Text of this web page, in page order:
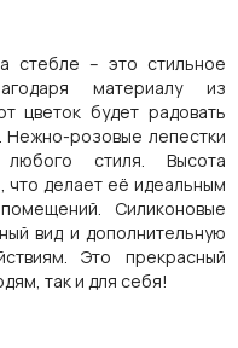
стебле – это стильное
материалу из
цветок будет радовать
Нежно-розовые лепестки
стиля. Высота
что делает её идеальным
Силиконовые
вид и дополнительную
Это прекрасный
так и для себя!